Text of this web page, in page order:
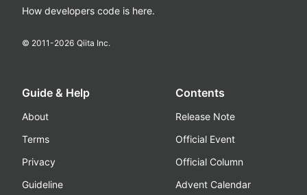
How developers code is here.
© 2011-2026 Qiita Inc.
Guide & Help
About
Terms
Privacy
Guideline
Contents
Release Note
Official Event
Official Column
Advent Calendar